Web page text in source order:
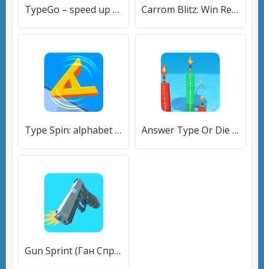
TypeGo – speed up your typing! (ТайпГо) [МОД Unlocked] APK Android Carrom Blitz: Win Rewards (Карром Блиц) [МОД Premium] APK Android
Type Spin: alphabet run game (Тайп Спин) [МОД Unlocked] APK Android Answer Type Or Die (Ответь или умри) [МОД Premium] APK Android
Gun Sprint (Ган Спринт) [МОД Mega Pack] APK Android